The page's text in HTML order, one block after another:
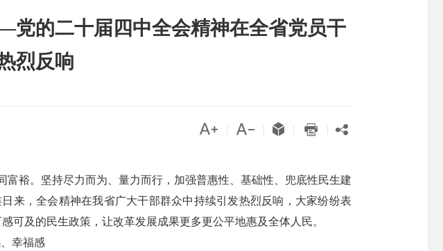
的二十届四中全会精神在全省党员干
烈反响
    
裕。坚持尽力而为、量力而行，加强普惠性、基础性、兜底性民生建
来，全会精神在我省广大干部群众中持续引发热烈反响，大家纷纷表
可及的民生政策，让改革发展成果更多更公平地惠及全体人民。
幸福感